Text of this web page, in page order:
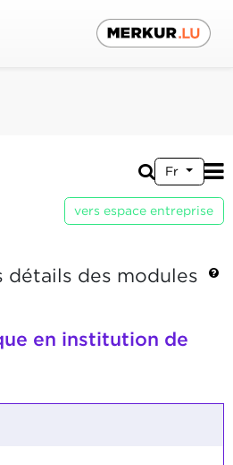
Fr
vers espace entreprise
détails des modules
en institution de